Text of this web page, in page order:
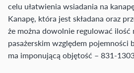
celu ułatwienia wsiadania na
Kanapę, która jest składana oraz
że można dowolnie regulować ilość
pasażerskim względem pojemności
ma imponującą objętość – 831-